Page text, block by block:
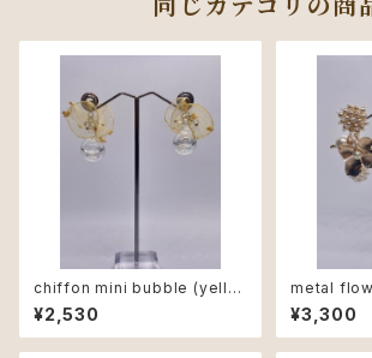
同じカテゴリの商
chiffon mini bubble (yello
w)
¥2,530
metal
¥3,300